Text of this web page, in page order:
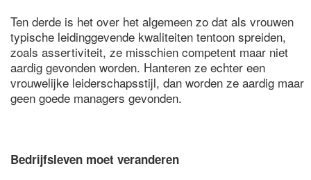
Ten derde is het over het algemeen zo dat als vrouwen
typische leidinggevende kwaliteiten tentoon spreiden,
zoals assertiviteit, ze misschien competent maar niet
aardig gevonden worden. Hanteren ze echter een
vrouwelijke leiderschapsstijl, dan worden ze aardig maar
geen goede managers gevonden.
Bedrijfsleven moet veranderen